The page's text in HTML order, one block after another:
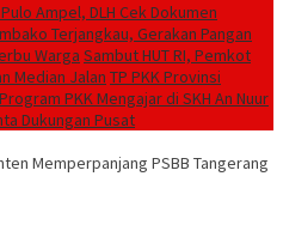
Ampel, DLH Cek Dokumen
Terjangkau, Gerakan Pangan
Warga Sambut HUT RI, Pemkot
Median Jalan TP PKK Provinsi
PKK Mengajar di SKH An Nuur
Dukungan Pusat
Memperpanjang PSBB Tangerang